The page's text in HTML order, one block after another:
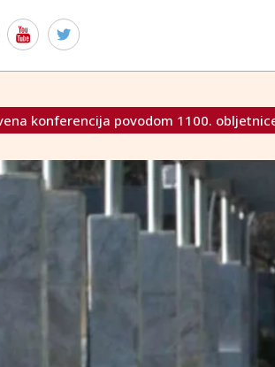
1100. obljetnice Hrvatskog Kraljevstva